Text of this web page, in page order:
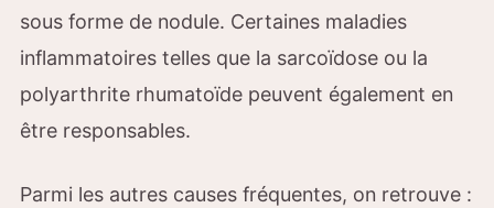
sous forme de nodule. Certaines maladies
inflammatoires telles que la sarcoïdose ou la
polyarthrite rhumatoïde peuvent également en
être responsables.
Parmi les autres causes fréquentes, on retrouve :